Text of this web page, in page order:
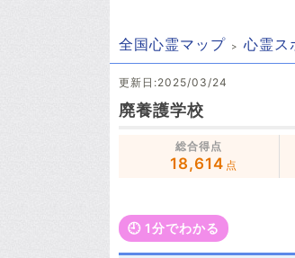
全国心霊マップ 心霊ス
更新日:2025/03/24
廃養護学校
総合得点
18,614 点
🕘️ 1分でわかる